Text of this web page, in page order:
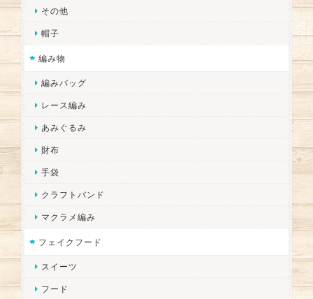
その他
帽子
編み物
編みバッグ
レース編み
あみぐるみ
財布
手袋
クラフトバンド
マクラメ編み
フェイクフード
スイーツ
フード